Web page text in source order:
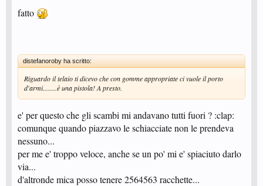
fatto
distefanoroby ha scritto:
Riguardo il telaio ti dicevo che con gomme appropriate ci vuole il porto
d'armi........è una pistola! A presto.
e' per questo che gli scambi mi andavano tutti fuori ? :clap:
comunque quando piazzavo le schiacciate non le prendeva
nessuno...
per me e' troppo veloce, anche se un po' mi e' spiaciuto darlo
via...
d'altronde mica posso tenere 2564563 racchette...